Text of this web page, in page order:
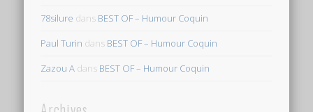
78silure dans BEST OF – Humour Coquin
Paul Turin dans BEST OF – Humour Coquin
Zazou A dans BEST OF – Humour Coquin